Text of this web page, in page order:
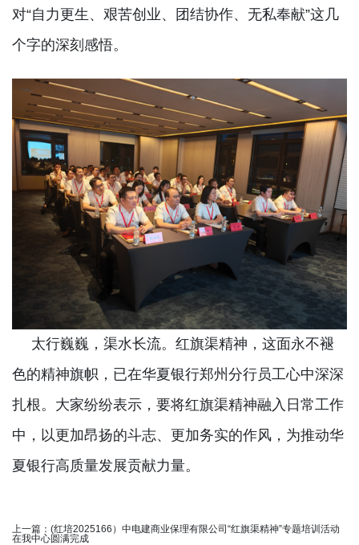
对“自力更生、艰苦创业、团结协作、无私奉献”这几
个字的深刻感悟。
太行巍巍，渠水长流。红旗渠精神，这面永不褪
色的精神旗帜，已在华夏银行郑州分行员工心中深深
扎根。大家纷纷表示，要将红旗渠精神融入日常工作
中，以更加昂扬的斗志、更加务实的作风，为推动华
夏银行高质量发展贡献力量。
上一篇： (红培2025166）中电建商业保理有限公司“红旗渠精神”专题培训活动
在我中心圆满完成